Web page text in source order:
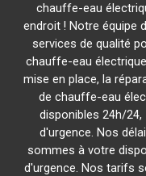
chauffe-eau
endroit ! Notre équipe
services de qualité
chauffe-eau
mise en place, la
de chauffe-eau
disponibles 24h/
d'urgence. Nos
sommes à votre
d'urgence. Nos tarifs